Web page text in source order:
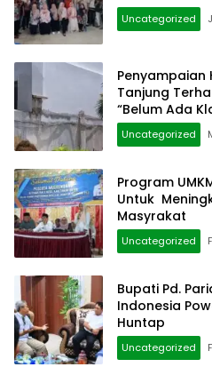
Uncategorized
Penyampaian
Tanjung
“Belum Ada
Hukum
Uncategorized
Program
Untuk
Masyrakat
Uncategorized
Bupati Pd.
Indonesia
Huntap
Uncategorized